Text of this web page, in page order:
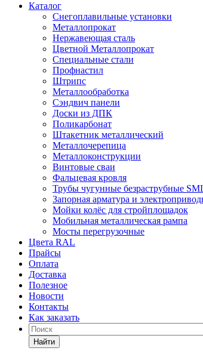
Каталог
Снегоплавильные установки
Металлопрокат
Нержавеющая сталь
Цветной Металлопрокат
Специальные стали
Профнастил
Штрипс
Металлообработка
Сэндвич панели
Доски из ДПК
Поликарбонат
Штакетник металлический
Металлочерепица
Металлоконструкции
Винтовые сваи
Фальцевая кровля
Трубы чугунные безраструбные
Запорная арматура и
Мойки колёс для стройплощадок
Мобильная металлическая рампа
Мосты перегрузочные
Цвета RAL
Прайсы
Оплата
Доставка
Полезное
Новости
Контакты
Как заказать
Найти